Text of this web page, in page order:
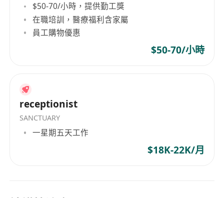
$50-70/小時，提供勤工獎
在職培訓，醫療福利含家屬
員工購物優惠
$50-70/小時
receptionist
SANCTUARY
一星期五天工作
$18K-22K/月